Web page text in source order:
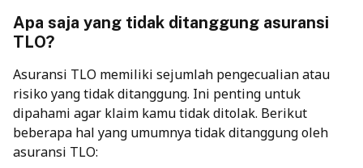
Apa saja yang tidak ditanggung asuransi
TLO?
Asuransi TLO memiliki sejumlah pengecualian atau
risiko yang tidak ditanggung. Ini penting untuk
dipahami agar klaim kamu tidak ditolak. Berikut
beberapa hal yang umumnya tidak ditanggung oleh
asuransi TLO: